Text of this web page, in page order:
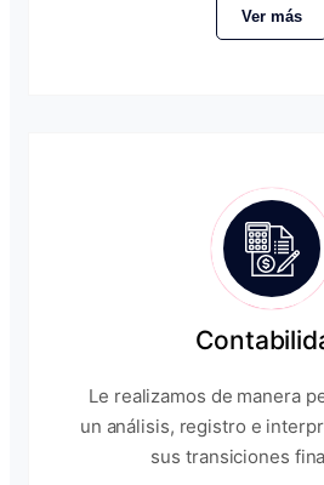
Ver más
Le realizamos de manera
un análisis, registro e
sus transiciones